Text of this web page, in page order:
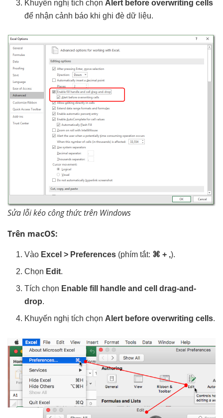
Khuyến nghị tích chọn Alert before overwriting cells
để nhận cảnh báo khi ghi đè dữ liệu.
Sửa lỗi kéo công thức trên Windows
Trên macOS:
Vào Excel > Preferences (phím tắt: ⌘ + ,).
Chọn Edit.
Tích chọn Enable fill handle and cell drag-and-
drop.
Khuyến nghị tích chọn Alert before overwriting cells.